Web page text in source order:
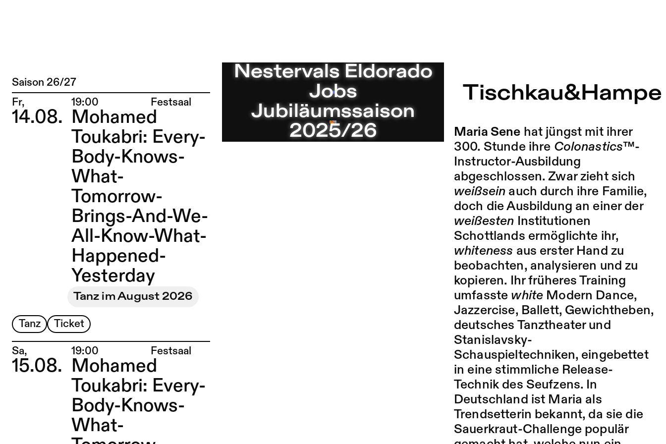
Zu Aktuelles springen
Zu Seiten springen
Tischkau&Hampe – Sophiensæle | Freies Theater in Berlin
Programm
Saison 26/27
Fr,
14.08.
19:00 Ort:
Festsaal
Mohamed
Toukabri: Every-
Body-Knows-
What-
Tomorrow-
Brings-And-We-
All-Know-What-
Happened-
Yesterday
Tanz im August 2026
Tanz Ticket
Sa,
15.08.
19:00 Ort:
Festsaal
Mohamed
Toukabri: Every-
Body-Knows-
What-
Aktuell
Nestervals Eldorado
Jobs
Jubiläumssaison
2025/26
Tischkau&Hampe
Maria Sene hat jüngst mit ihrer
300. Stunde ihre Colonastics™-
Instructor-Ausbildung
abgeschlossen. Zwar zieht sich
weißsein auch durch ihre Familie,
doch die Ausbildung an einer der
weißesten Institutionen
Schottlands ermöglichte ihr,
whiteness aus erster Hand zu
beobachten, analysieren und zu
kopieren. Ihr früheres Training
umfasste white Modern Dance,
Jazzercise, Ballett, Gewichtheben,
deutsches Tanztheater und
Stanislavsky-
Schauspieltechniken, eingebettet
in eine stimmliche Release-
Technik des Seufzens. In
Deutschland ist Maria als
Trendsetterin bekannt, da sie die
Sauerkraut-Challenge populär